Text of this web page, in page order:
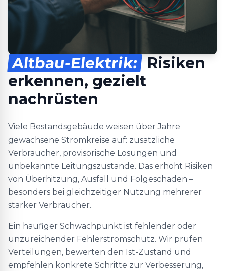
Altbau-Elektrik: Risiken
erkennen, gezielt
nachrüsten
Viele Bestandsgebäude weisen über Jahre
gewachsene Stromkreise auf: zusätzliche
Verbraucher, provisorische Lösungen und
unbekannte Leitungszustände. Das erhöht Risiken
von Überhitzung, Ausfall und Folgeschäden –
besonders bei gleichzeitiger Nutzung mehrerer
starker Verbraucher.
Ein häufiger Schwachpunkt ist fehlender oder
unzureichender Fehlerstromschutz. Wir prüfen
Verteilungen, bewerten den Ist-Zustand und
empfehlen konkrete Schritte zur Verbesserung,